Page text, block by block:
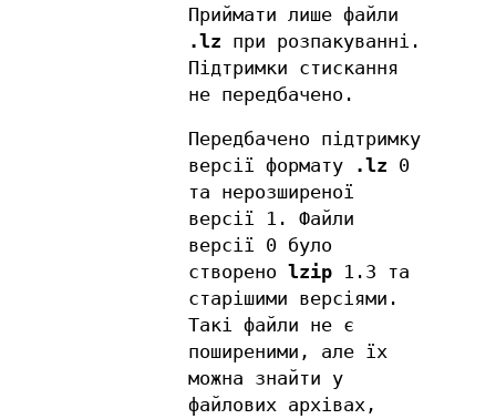
Приймати лише файли
.lz при розпакуванні.
Підтримки стискання
не передбачено.
Передбачено підтримку
версії формату
.lz 0
та нерозширеної
версії 1. Файли
версії 0 було
створено lzip1.3 та
старішими версіями.
Такі файли не є
поширеними, але їх
можна знайти у
файлових архівах,